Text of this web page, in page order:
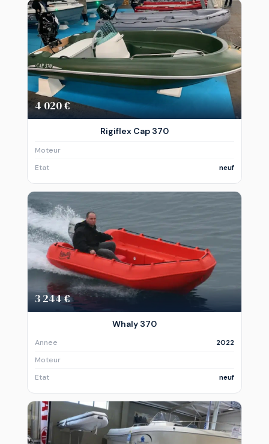
4 020 €
Rigiflex Cap 370
Moteur
Etat
neuf
3 244 €
Whaly 370
Annee
2022
Moteur
Etat
neuf